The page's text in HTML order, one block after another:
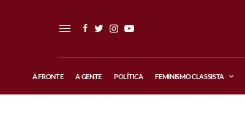
A FRONTE A GENTE POLÍTICA FEMINISMO CLASSISTA